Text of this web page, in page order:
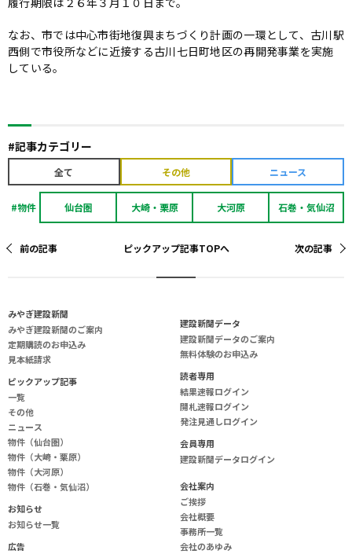
なお、市では中心市街地復興まちづくり計画の一環として、古川駅
西側で市役所などに近接する古川七日町地区の再開発事業を実施
している。
#記事カテゴリー
全て その他 ニュース
#物件 仙台圏 大崎・栗原 大河原 石巻・気仙沼
前の記事 ピックアップ記事TOPへ 次の記事
みやぎ建設新聞
みやぎ建設新聞のご案内
定期購読のお申込み
見本紙請求
ピックアップ記事
一覧
その他
ニュース
物件（仙台圏）
物件（大崎・栗原）
物件（大河原）
物件（石巻・気仙沼）
お知らせ
お知らせ一覧
広告
建設新聞データ
建設新聞データのご案内
無料体験のお申込み
読者専用
結果速報ログイン
開札速報ログイン
発注見通しログイン
会員専用
建設新聞データログイン
会社案内
ご挨拶
会社概要
事務所一覧
会社のあゆみ